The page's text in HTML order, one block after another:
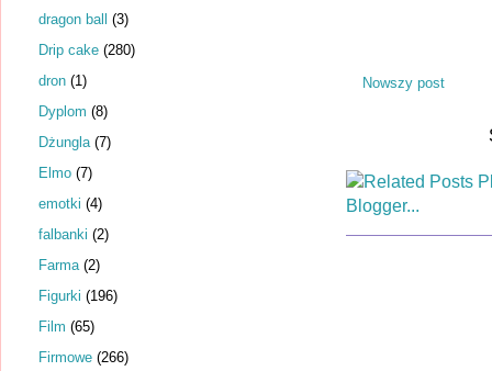
Nowszy post
dragon ball (3)
Drip cake (280)
dron (1)
Dyplom (8)
Dżungla (7)
Elmo (7)
emotki (4)
falbanki (2)
Farma (2)
Figurki (196)
Film (65)
Firmowe (266)